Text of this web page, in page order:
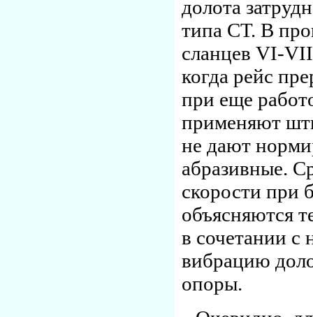
долота
типа СТ. В
сланцев VI-
когда рейс
при еще
применяют
не дают
абразивные.
скорости при
объясняются
в сочетании с
вибрацию
опоры.